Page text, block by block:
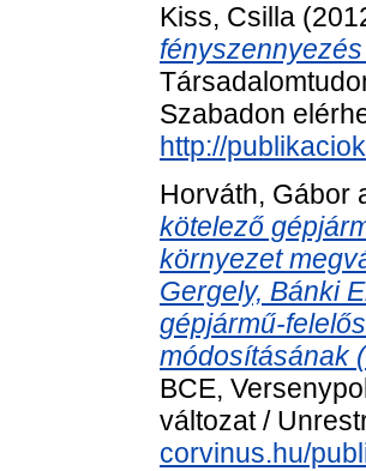
Kiss, Csilla
Szabadon
http://
Horváth, Gábor
kötelező
környezet
Gergely, Bánki
gépjármű-
módosításának
BCE,
változat /
corvinus.hu/